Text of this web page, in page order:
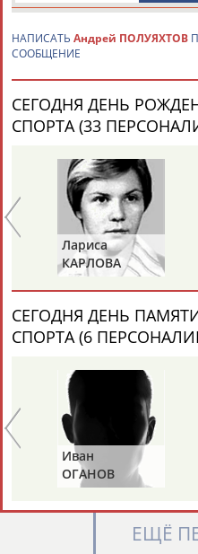
Каримжан
АБДРАХМАНОВ
Аделя
АБДУЛАЕВ
АБДУЛАЕВ
Камалудин
АБДУЛДАУДОВ
Абдула
ЕЩЁ
НАПИСАТЬ Андрей ПОЛУЯХТОВ
СООБЩЕНИЕ
СЕГОДНЯ ДЕНЬ
СПОРТА (33
Лариса
КАРЛОВА
СЕГОДНЯ ДЕНЬ
СПОРТА (6
Иван
ОГАНОВ